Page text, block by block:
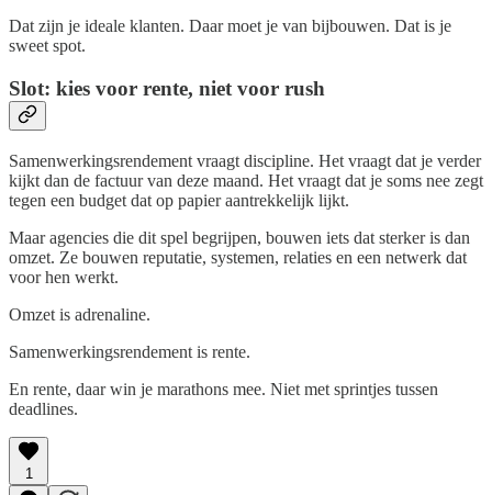
Dat zijn je ideale klanten. Daar moet je van bijbouwen. Dat is je
sweet spot.
Slot: kies voor rente, niet voor rush
Samenwerkingsrendement vraagt discipline. Het vraagt dat je verder
kijkt dan de factuur van deze maand. Het vraagt dat je soms nee zegt
tegen een budget dat op papier aantrekkelijk lijkt.
Maar agencies die dit spel begrijpen, bouwen iets dat sterker is dan
omzet. Ze bouwen reputatie, systemen, relaties en een netwerk dat
voor hen werkt.
Omzet is adrenaline.
Samenwerkingsrendement is rente.
En rente, daar win je marathons mee. Niet met sprintjes tussen
deadlines.
1